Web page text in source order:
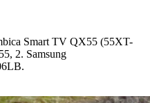
Smart TV QX55 (55XT-
2. Samsung